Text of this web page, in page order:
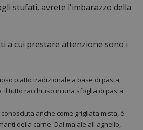
stufati, avrete l'imbarazzo della
a cui prestare attenzione sono i
piatto tradizionale a base di pasta,
il tutto racchiuso in una sfoglia di pasta
anche come grigliata mista, è
della carne. Dal maiale all'agnello,